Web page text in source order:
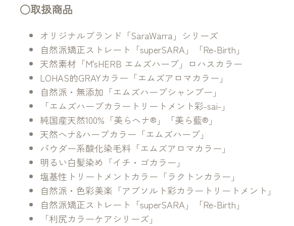
○取扱商品
オリジナルブランド「SaraWarra」シリーズ
自然派矯正ストレート「superSARA」「Re-Birth」
天然素材「M'sHERB エムズハーブ」ロハスカラー
LOHAS的GRAYカラー「エムズアロマカラー」
自然派・無添加「エムズハーブシャンプー」
「エムズハーブカラートリートメント彩-sai-」
純国産天然100%「美らヘナ®」「美ら藍®」
天然ヘナ&ハーブカラー「エムズハーブ」
パウダー系酸化染毛料「エムズアロマカラー」
明るい白髪染め「イチ・ゴカラー」
塩基性トリートメントカラー「ラクトンカラー」
自然派・色彩美楽「アブソルト彩カラートリートメント」
自然派矯正ストレート「superSARA」「Re-Birth」
「利尻カラーケアシリーズ」